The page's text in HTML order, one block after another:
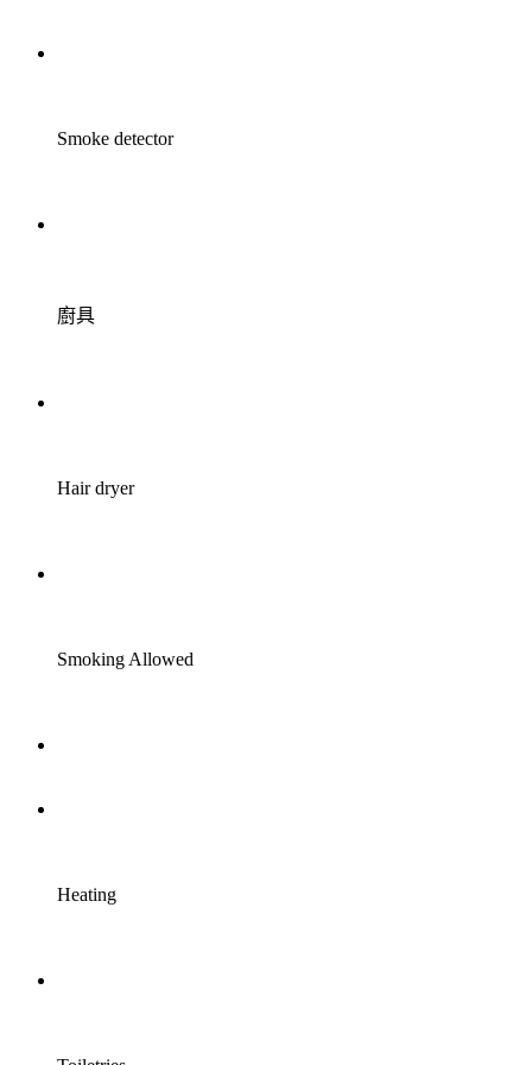
Smoke detector
廚具
Hair dryer
Smoking Allowed
Heating